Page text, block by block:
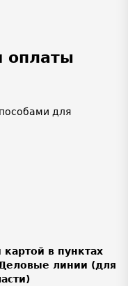
оплаты
для
в пунктах
линии (для